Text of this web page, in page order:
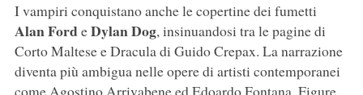
I vampiri conquistano anche le copertine dei fumetti
Alan FordeDylan Dog, insinuandosi tra le pagine di
Corto Maltese e Dracula di Guido Crepax. La narrazione
diventa più ambigua nelle opere di artisti contemporanei
come Agostino Arrivabene ed Edoardo Fontana. Figure